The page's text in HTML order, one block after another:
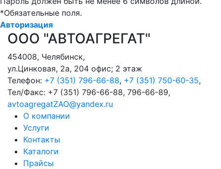
*Обязательные поля.
Авторизация
ООО "АВТОАГРЕГАТ"
454008, Челябинск,
ул.Цинковая, 2а, 204 офис; 2 этаж
Телефон: +7 (351) 796-66-88, +7 (351) 750-60-35,
Тел/Факс: +7 (351) 796-66-88, 796-66-89,
avtoagregatZAO@yandex.ru
О компании
Услуги
Контакты
Каталоги
Прайсы